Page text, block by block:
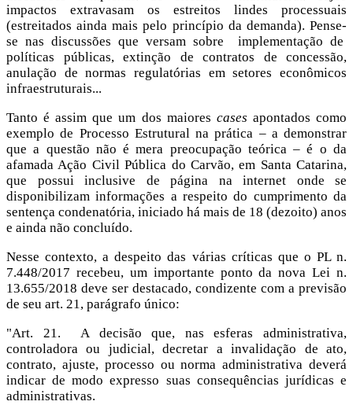
impactos extravasam os estreitos lindes processuais
(estreitados ainda mais pelo princípio da demanda). Pense-
se nas discussões que versam sobre implementação de
políticas públicas, extinção de contratos de concessão,
anulação de normas regulatórias em setores econômicos
infraestruturais...
Tanto é assim que um dos maiores cases apontados como
exemplo de Processo Estrutural na prática – a demonstrar
que a questão não é mera preocupação teórica – é o da
afamada Ação Civil Pública do Carvão, em Santa Catarina,
que possui inclusive de página na internet onde se
disponibilizam informações a respeito do cumprimento da
sentença condenatória, iniciado há mais de 18 (dezoito) anos
e ainda não concluído.
Nesse contexto, a despeito das várias críticas que o PL n.
7.448/2017 recebeu, um importante ponto da nova Lei n.
13.655/2018 deve ser destacado, condizente com a previsão
de seu art. 21, parágrafo único:
"Art. 21. A decisão que, nas esferas administrativa,
controladora ou judicial, decretar a invalidação de ato,
contrato, ajuste, processo ou norma administrativa deverá
indicar de modo expresso suas consequências jurídicas e
administrativas.